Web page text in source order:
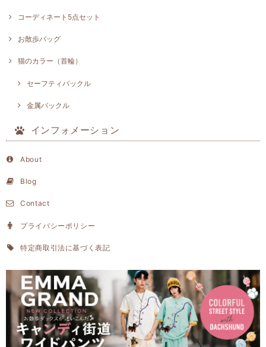
コーディネート5点セット
お散歩バッグ
猫のカラー（首輪）
セーフティバックル
金属バックル
インフォメーション
About
Blog
Contact
プライバシーポリシー
特定商取引法に基づく表記